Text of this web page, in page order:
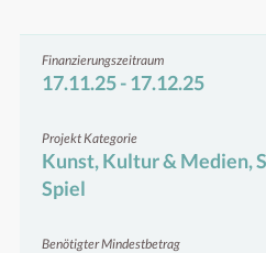
Finanzierungszeitraum
17.11.25 - 17.12.25
Projekt Kategorie
Kunst, Kultur & Medien,
Spiel
Benötigter Mindestbetrag